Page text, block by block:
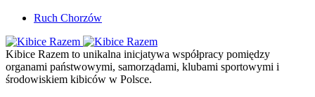
Ruch Chorzów
Kibice Razem to unikalna inicjatywa współpracy pomiędzy
organami państwowymi, samorządami, klubami sportowymi i
środowiskiem kibiców w Polsce.